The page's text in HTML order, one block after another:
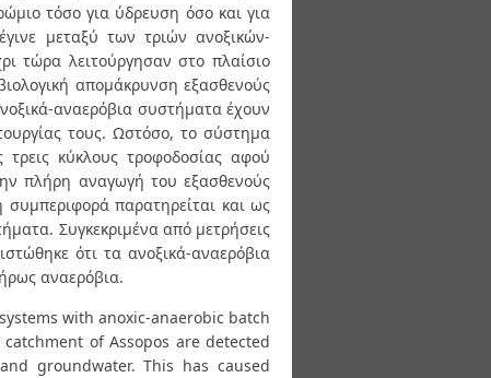
τόσο για ύδρευση όσο και για
μεταξύ των τριών ανοξικών-
τώρα λειτούργησαν στο πλαίσιο
απομάκρυνση εξασθενούς
αναερόβια συστήματα έχουν
τους. Ωστόσο, το σύστημα
τρεις κύκλους τροφοδοσίας αφού
πλήρη αναγωγή του εξασθενούς
παρατηρείται και ως
Συγκεκριμένα από μετρήσεις
ότι τα ανοξικά-αναερόβια
αναερόβια.
with anoxic-anaerobic batch
of Assopos are detected
groundwater. This has caused